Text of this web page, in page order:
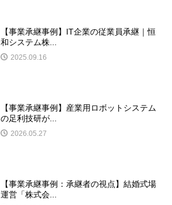
【事業承継事例】IT企業の従業員承継｜恒
和システム株...
2025.09.16
【事業承継事例】産業用ロボットシステム
の足利技研が...
2026.05.27
【事業承継事例：承継者の視点】結婚式場
運営「株式会...